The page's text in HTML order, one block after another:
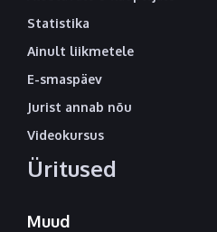
Statistika
Ainult liikmetele
E-smaspäev
Jurist annab nõu
Videokursus
Üritused
Muud